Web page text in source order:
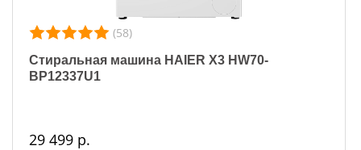
(58)
Стиральная машина HAIER X3 HW70-
BP12337U1
29 499 р.